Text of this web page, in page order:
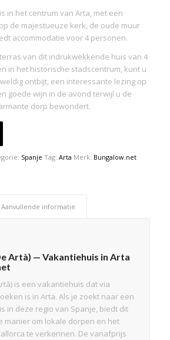
in het centrum van Arta, met een
de majestueuze kerk, de oude muur
accommodatie voor 4 personen.
van dit indrukwekkende huis van 4
in het historische stadscentrum, kunt u
ontbijt, een interessante lezing op
goede wijn in de avond terwijl u de
dorp bewondert.
Spanje Tag: Arta Merk: Bungalow.net
Aanvullende informatie
Artà) — Vakantiehuis in Arta
is een vakantiehuis dat via
is in Arta. Als je zoekt naar een
in deze regio van Spanje, biedt dit
manier om lokale dorpen en het
te verkennen. De vanafprijs